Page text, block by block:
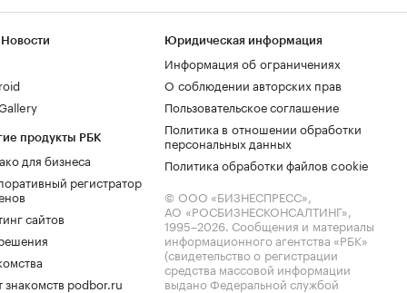
продукты РБК
для бизнеса
регистратор
сайтов
знакомств podbor.ru
Юридическая информация
Информация об ограничениях
О соблюдении авторских прав
Пользовательское соглашение
Политика в отношении обработки
персональных данных
Политика обработки файлов cookie
© ООО «БИЗНЕСПРЕСС»,
АО «РОСБИЗНЕСКОНСАЛТИНГ»,
1995–2026. Сообщения и материалы
информационного агентства «РБК»
(свидетельство о регистрации
средства массовой информации
выдано Федеральной службой